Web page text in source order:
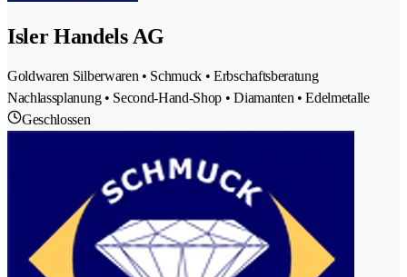
Isler Handels AG
Goldwaren Silberwaren • Schmuck • Erbschaftsberatung
Nachlassplanung • Second-Hand-Shop • Diamanten • Edelmetalle
Geschlossen